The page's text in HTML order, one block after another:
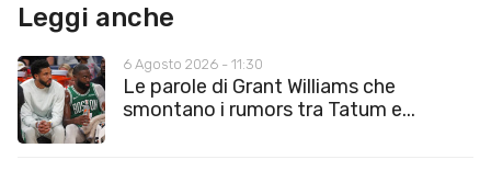
Leggi anche
6 Agosto 2026 - 11:30
Le parole di Grant Williams che
smontano i rumors tra Tatum e...